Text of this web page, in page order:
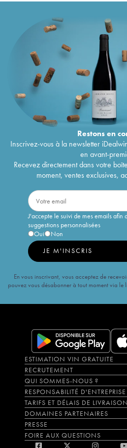
Restons en
Inscrivez-vous à la newsletter
en avant-
Recevez directement dans votre
moment, ventes exclusives,
J'accepte le suivi de mes emails afin
suggestions personnalisées
Oui
Non
JE M'INSCRIS
En vous inscrivant, vous acceptez de
pouvez vous désabonner à tout moment via le
ESTIMATION VIN GRATUITE
RECRUTEMENT
QUI SOMMES-NOUS ?
RESPONSABILITÉ D'ENTREPRISE
TARIFS ET DÉLAIS DE LIVRAISON
DOMAINES PARTENAIRES
PRESSE
FOIRE AUX QUESTIONS